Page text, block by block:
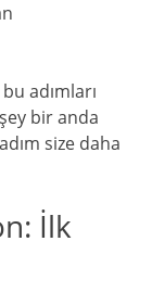
adımları
bir anda
size daha
İlk